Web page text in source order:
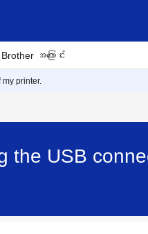
အကြောင်း
printer.
the USB